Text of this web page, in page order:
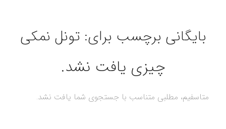
بایگانی برچسب برای: تونل نمکی
چیزی یافت نشد.
متاسفیم، مطلبی متناسب با جستجوی شما یافت نشد.